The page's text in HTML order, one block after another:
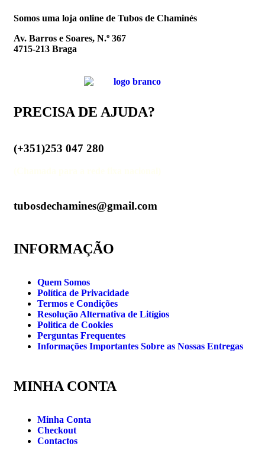
Somos uma loja online de Tubos de Chaminés
Av. Barros e Soares, N.º 367
4715-213 Braga
PRECISA DE AJUDA?
(+351)253 047 280
tubosdechamines@gmail.com
INFORMAÇÃO
Quem Somos
Política de Privacidade
Termos e Condições
Resolução Alternativa de Litígios
Politica de Cookies
Perguntas Frequentes
Informações Importantes Sobre as Nossas Entregas
MINHA CONTA
Minha Conta
Checkout
Contactos